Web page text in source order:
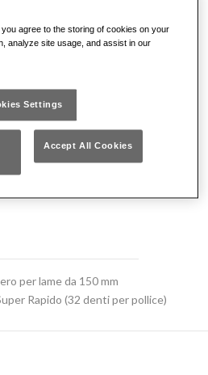
TENDILAMA
per lame da 150 mm
Rapido (32 denti per pollice)
you agree to the storing of cookies on your
analyze site usage, and assist in our
Settings
Accept All Cookies